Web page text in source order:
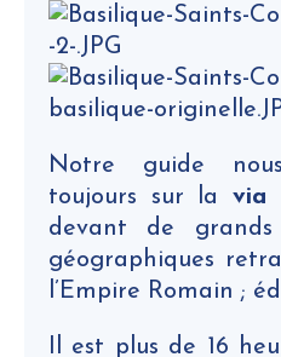
Notre guide
toujours sur la via
devant de grands
géographiques
l’Empire Romain ;
Il est plus de 16